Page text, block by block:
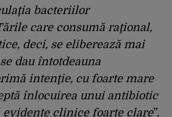
bacteriilor
care consumă raţional,
deci, se eliberează mai
dau întotdeauna
intenţie, cu foarte mare
înlocuirea unui antibiotic
evidenţe clinice foarte clare”,